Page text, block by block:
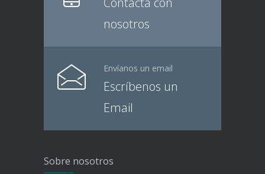
nosotros
Envíanos un email
Escríbenos un
Email
Sobre nosotros